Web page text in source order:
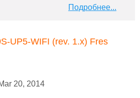
Подробнее...
UP5-WIFI (rev. 1.x) Fres
20, 2014